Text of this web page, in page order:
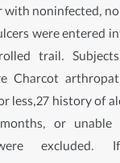
with noninfected,
were entered
trail.
Charcot
less,27 history of
or unable
excluded.